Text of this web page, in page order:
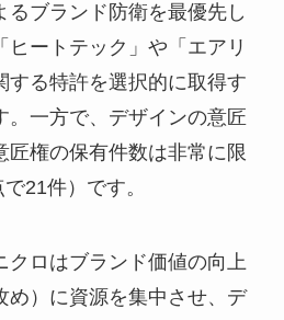
るブランド防衛を最優先し
ートテック」や「エアリ
する特許を選択的に取得す
。一方で、デザインの意匠
匠権の保有件数は非常に限
21件）です。
クロはブランド価値の向上
め）に資源を集中させ、デ